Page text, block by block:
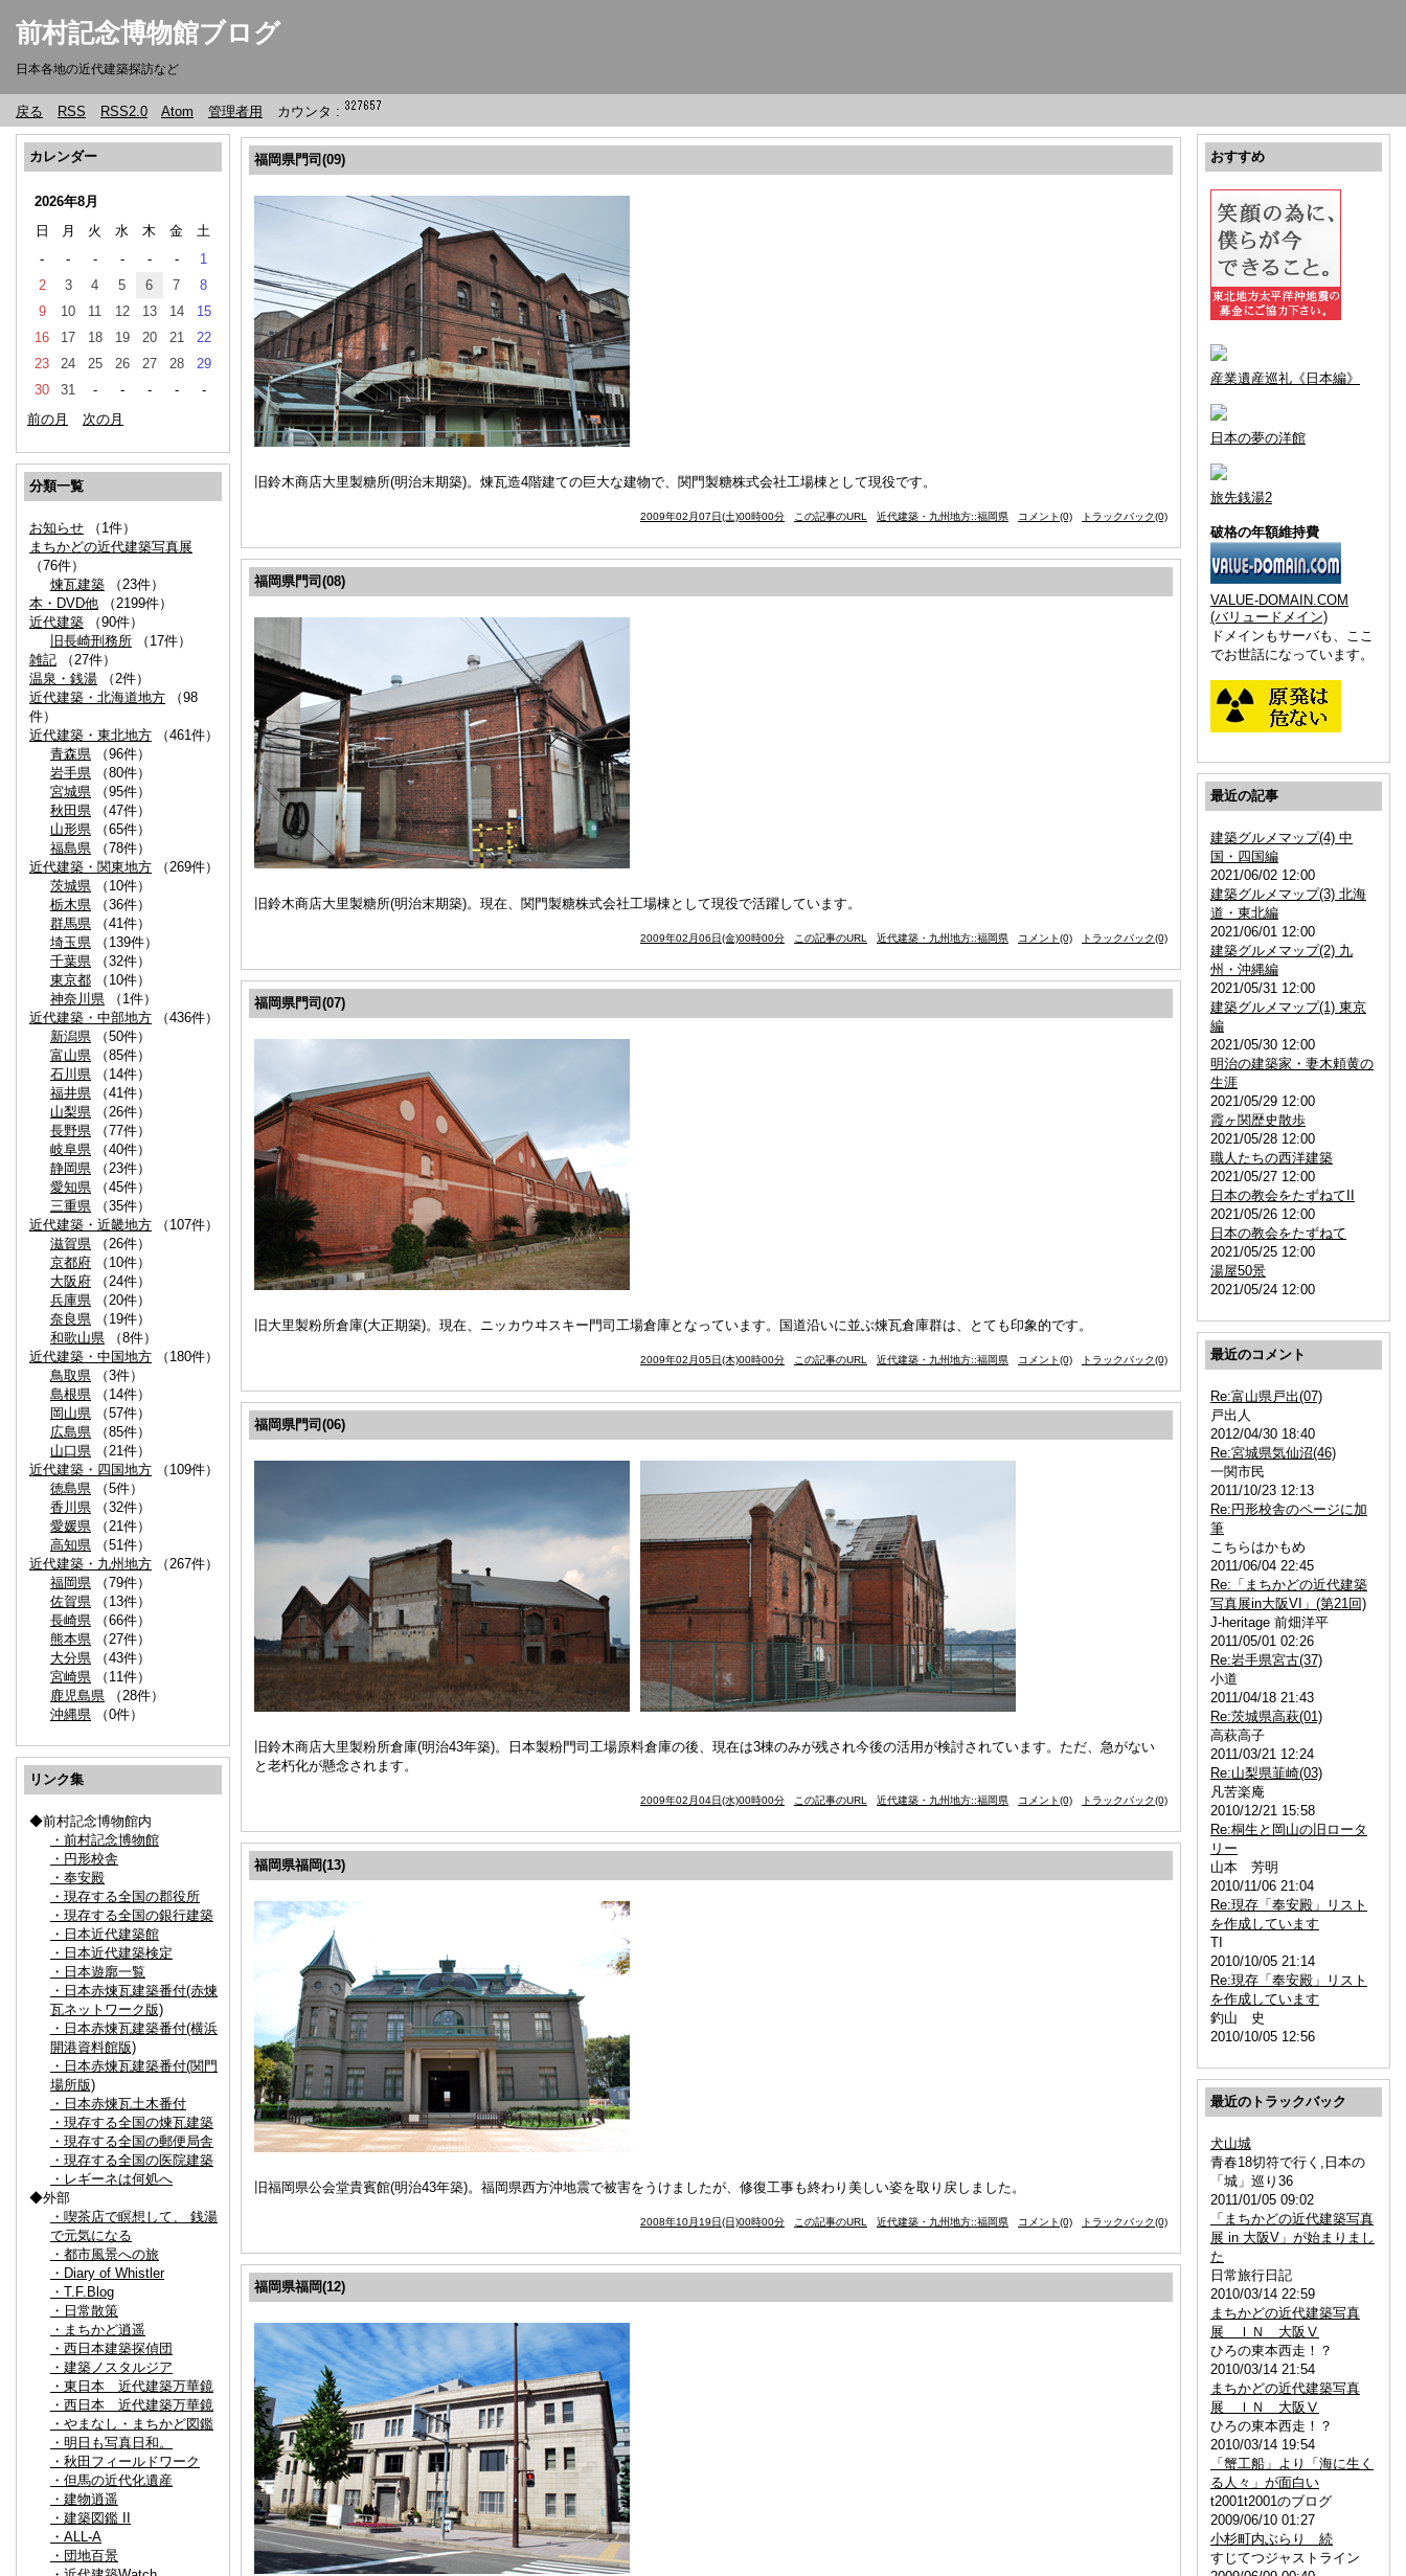
前村記念博物館ブログ
日本各地の近代建築探訪など
戻る RSS RSS2.0 Atom 管理者用 カウンタ :
カレンダー
2026年8月
日
月 火 水 木 金
土
-
- - - - -
1
2
3 4 5 6 7
8
9
10 11 12 13 14
15
16
17 18 19 20 21
22
23
24 25 26 27 28
29
30
31 - - - -
-
前の月
次の月
分類一覧
お知らせ （1件）
まちかどの近代建築写真展
（76件）
煉瓦建築 （23件）
本・DVD他 （2199件）
近代建築 （90件）
旧長崎刑務所 （17件）
雑記 （27件）
温泉・銭湯 （2件）
近代建築・北海道地方 （98
件）
近代建築・東北地方 （461件）
青森県 （96件）
岩手県 （80件）
宮城県 （95件）
秋田県 （47件）
山形県 （65件）
福島県 （78件）
近代建築・関東地方 （269件）
茨城県 （10件）
栃木県 （36件）
群馬県 （41件）
埼玉県 （139件）
千葉県 （32件）
東京都 （10件）
神奈川県 （1件）
近代建築・中部地方 （436件）
新潟県 （50件）
富山県 （85件）
石川県 （14件）
福井県 （41件）
山梨県 （26件）
長野県 （77件）
岐阜県 （40件）
静岡県 （23件）
愛知県 （45件）
三重県 （35件）
近代建築・近畿地方 （107件）
滋賀県 （26件）
京都府 （10件）
大阪府 （24件）
兵庫県 （20件）
奈良県 （19件）
和歌山県 （8件）
近代建築・中国地方 （180件）
鳥取県 （3件）
島根県 （14件）
岡山県 （57件）
広島県 （85件）
山口県 （21件）
近代建築・四国地方 （109件）
徳島県 （5件）
香川県 （32件）
愛媛県 （21件）
高知県 （51件）
近代建築・九州地方 （267件）
福岡県 （79件）
佐賀県 （13件）
長崎県 （66件）
熊本県 （27件）
大分県 （43件）
宮崎県 （11件）
鹿児島県 （28件）
沖縄県 （0件）
リンク集
◆前村記念博物館内
・前村記念博物館
・円形校舎
・奉安殿
・現存する全国の郡役所
・現存する全国の銀行建築
・日本近代建築館
・日本近代建築検定
・日本遊廓一覧
・日本赤煉瓦建築番付(赤煉
瓦ネットワーク版)
・日本赤煉瓦建築番付(横浜
開港資料館版)
・日本赤煉瓦建築番付(関門
場所版)
・日本赤煉瓦土木番付
・現存する全国の煉瓦建築
・現存する全国の郵便局舎
・現存する全国の医院建築
・レギーネは何処へ
◆外部
・喫茶店で瞑想して、 銭湯
で元気になる
・都市風景への旅
・Diary of Whistler
・T.F.Blog
・日常散策
・まちかど逍遥
・西日本建築探偵団
・建築ノスタルジア
・東日本 近代建築万華鏡
・西日本 近代建築万華鏡
・やまなし・まちかど図鑑
・明日も写真日和。
・秋田フィールドワーク
・但馬の近代化遺産
・建物逍遥
・建築図鑑 II
・ALL-A
・団地百景
おすすめ
産業遺産巡礼《日本編》
日本の夢の洋館
旅先銭湯2
破格の年額維持費
VALUE-DOMAIN.COM
(バリュードメイン)
ドメインもサーバも、ここ
でお世話になっています。
最近の記事
建築グルメマップ(4) 中
国・四国編
2021/06/02 12:00
建築グルメマップ(3) 北海
道・東北編
2021/06/01 12:00
建築グルメマップ(2) 九
州・沖縄編
2021/05/31 12:00
建築グルメマップ(1) 東京
編
2021/05/30 12:00
明治の建築家・妻木頼黄の
生涯
2021/05/29 12:00
霞ヶ関歴史散歩
2021/05/28 12:00
職人たちの西洋建築
2021/05/27 12:00
日本の教会をたずねてII
2021/05/26 12:00
日本の教会をたずねて
2021/05/25 12:00
湯屋50景
2021/05/24 12:00
最近のコメント
Re:富山県戸出(07)
戸出人
2012/04/30 18:40
Re:宮城県気仙沼(46)
一関市民
2011/10/23 12:13
Re:円形校舎のページに加
筆
こちらはかもめ
2011/06/04 22:45
Re:「まちかどの近代建築
写真展in大阪VI」(第21回)
J-heritage 前畑洋平
2011/05/01 02:26
Re:岩手県宮古(37)
小道
2011/04/18 21:43
Re:茨城県高萩(01)
高萩高子
2011/03/21 12:24
Re:山梨県韮崎(03)
凡苦楽庵
2010/12/21 15:58
Re:桐生と岡山の旧ロータ
リー
山本 芳明
2010/11/06 21:04
Re:現存「奉安殿」リスト
を作成しています
TI
2010/10/05 21:14
Re:現存「奉安殿」リスト
を作成しています
釣山 史
2010/10/05 12:56
最近のトラックバック
犬山城
青春18切符で行く,日本の
「城」巡り36
2011/01/05 09:02
「まちかどの近代建築写真
展 in 大阪V」が始まりまし
た
日常旅行日記
2010/03/14 22:59
まちかどの近代建築写真
展 ＩＮ 大阪Ⅴ
ひろの東本西走！？
2010/03/14 21:54
まちかどの近代建築写真
展 ＩＮ 大阪Ⅴ
ひろの東本西走！？
2010/03/14 19:54
「蟹工船」より「海に生く
る人々」が面白い
t2001t2001のブログ
2009/06/10 01:27
小杉町内ぶらり 続
すじてつジャストライン
福岡県門司(09)
旧鈴木商店大里製糖所(明治末期築)。煉瓦造4階建ての巨大な建物で、関門製糖株式会社工場棟として現役です。
2009年02月07日(土)00時00分 この記事のURL 近代建築・九州地方::福岡県 コメント(0) トラックバック(0)
福岡県門司(08)
旧鈴木商店大里製糖所(明治末期築)。現在、関門製糖株式会社工場棟として現役で活躍しています。
2009年02月06日(金)00時00分 この記事のURL 近代建築・九州地方::福岡県 コメント(0) トラックバック(0)
福岡県門司(07)
旧大里製粉所倉庫(大正期築)。現在、ニッカウヰスキー門司工場倉庫となっています。国道沿いに並ぶ煉瓦倉庫群は、とても印象的です。
2009年02月05日(木)00時00分 この記事のURL 近代建築・九州地方::福岡県 コメント(0) トラックバック(0)
福岡県門司(06)
旧鈴木商店大里製粉所倉庫(明治43年築)。日本製粉門司工場原料倉庫の後、現在は3棟のみが残され今後の活用が検討されています。ただ、急がない
と老朽化が懸念されます。
2009年02月04日(水)00時00分 この記事のURL 近代建築・九州地方::福岡県 コメント(0) トラックバック(0)
福岡県福岡(13)
旧福岡県公会堂貴賓館(明治43年築)。福岡県西方沖地震で被害をうけましたが、修復工事も終わり美しい姿を取り戻しました。
2008年10月19日(日)00時00分 この記事のURL 近代建築・九州地方::福岡県 コメント(0) トラックバック(0)
福岡県福岡(12)